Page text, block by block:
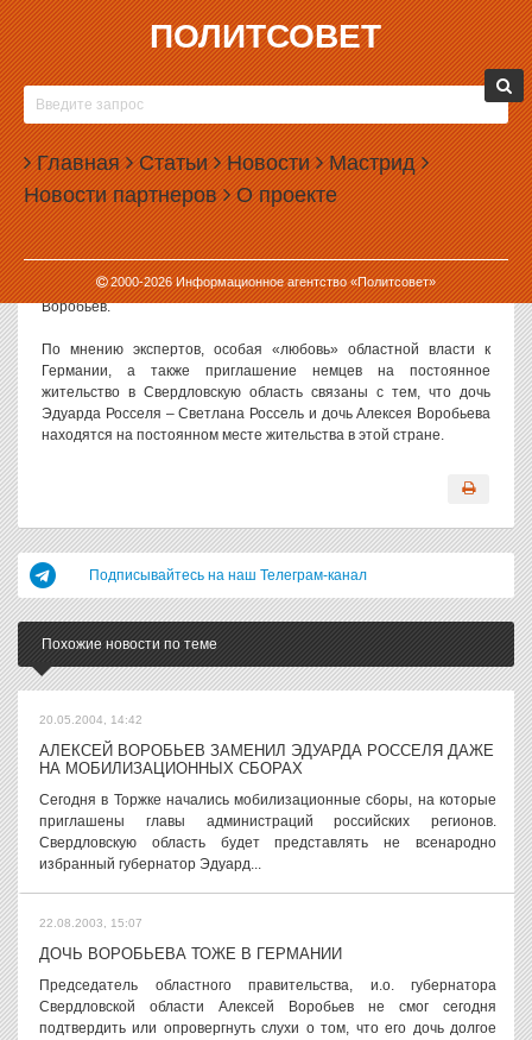
ПОЛИТСОВЕТ
Главная Статьи Новости Мастрид
Новости партнеров О проекте
2000-2026Информационное агентство «Политсовет»
03.09.2003, 16:17
ВОРОБЬЕВ ЛЮБИТ НЕМЦЕВ * ВОРОБЬЕВ
ЛЮБИТ НЕМЦЕВ И ОЧЕНЬ ИМ БЛАГОДАРЕН
«Когда у нас были трудные времена в Свердловской области,
первыми нам помогли немцы. Именно Германия помогла нам
преодолеть кризис 90-х годов, как рабочими руками, так и
финансовой поддержкой. За это им огромное спасибо», – заявил
сегодня на своей пресс-конференции премьер областного
правительства, и. о. губернатора Свердловской области Алексей
Воробьев.
По мнению экспертов, особая «любовь» областной власти к
Германии, а также приглашение немцев на постоянное
жительство в Свердловскую область связаны с тем, что дочь
Эдуарда Росселя – Светлана Россель и дочь Алексея Воробьева
находятся на постоянном месте жительства в этой стране.
Подписывайтесь на наш Телеграм-канал
Похожие новости по теме
20.05.2004, 14:42
АЛЕКСЕЙ ВОРОБЬЕВ ЗАМЕНИЛ ЭДУАРДА РОССЕЛЯ ДАЖЕ
НА МОБИЛИЗАЦИОННЫХ СБОРАХ
Сегодня в Торжке начались мобилизационные сборы, на которые
приглашены главы администраций российских регионов.
Свердловскую область будет представлять не всенародно
избранный губернатор Эдуард...
22.08.2003, 15:07
ДОЧЬ ВОРОБЬЕВА ТОЖЕ В ГЕРМАНИИ
Председатель областного правительства, и.о. губернатора
Свердловской области Алексей Воробьев не смог сегодня
подтвердить или опровергнуть слухи о том, что его дочь долгое